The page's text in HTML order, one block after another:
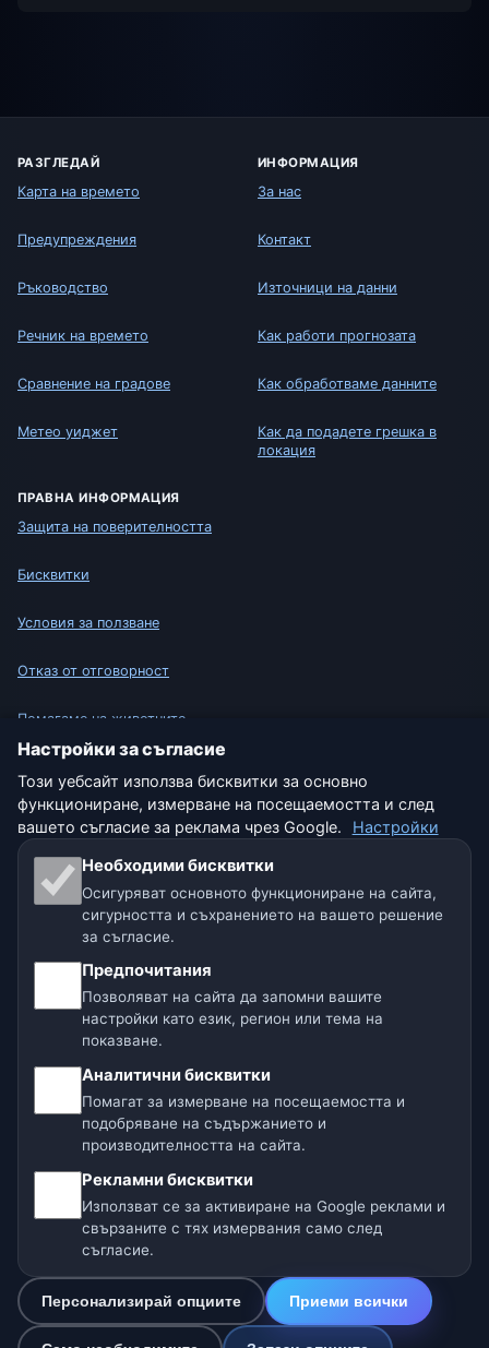
РАЗГЛЕДАЙ
Карта на времето
Предупреждения
Ръководство
Речник на времето
Сравнение на градове
Метео уиджет
ИНФОРМАЦИЯ
За нас
Контакт
Източници на данни
Как работи прогнозата
Как обработваме данните
Как да подадете грешка в
локация
ПРАВНА ИНФОРМАЦИЯ
Защита на поверителността
Бисквитки
Условия за ползване
Отказ от отговорност
Помагаме на животните
Настройки
Нашите метео сайтове:
🇨🇿 Чехия
🇩🇪🇦🇹🇨🇭 Германия / Австрия / Швейцария
🌎 Латинска Америка и Испания
🇮🇳 Южна и Югоизточна Азия
🌍 Международна метео мрежа
Оператор: Spolek Minizoo.cz z.s. | ИН: 21135550 |
info@dnes.online
© 2026 Днес Online · Данни: Open-Meteo (ECMWF, ICON) ·
Настройки за съгласие
Този уебсайт използва бисквитки за основно
функциониране, измерване на посещаемостта и след
вашето съгласие за реклама чрез Google.
Настройки
Необходими бисквитки
Осигуряват основното функциониране на сайта,
сигурността и съхранението на вашето решение
за съгласие.
Предпочитания
Позволяват на сайта да запомни вашите
настройки като език, регион или тема на
показване.
Аналитични бисквитки
Помагат за измерване на посещаемостта и
подобряване на съдържанието и
производителността на сайта.
Рекламни бисквитки
Използват се за активиране на Google реклами и
свързаните с тях измервания само след
съгласие.
Персонализирай опциите Приеми всички